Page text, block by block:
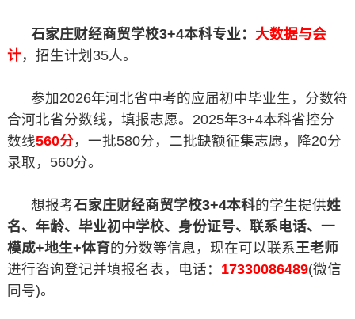
石家庄财经商贸学校3+4本科专业： 大数据与会
计，招生计划35人。
参加2026年河北省中考的应届初中毕业生，分数符
合河北省分数线，填报志愿。2025年3+4本科省控分
数线560分，一批580分，二批缺额征集志愿，降20分
录取，560分。
想报考石家庄财经商贸学校3+4本科的学生提供姓
名、年龄、毕业初中学校、身份证号、联系电话、一
模成+地生+体育的分数等信息，现在可以联系王老师
进行咨询登记并填报名表，电话： 17330086489(微信
同号)。